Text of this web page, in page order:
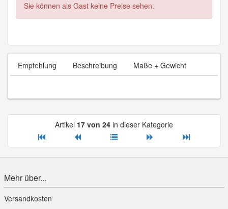
Sie können als Gast keine Preise sehen.
Empfehlung Beschreibung Maße + Gewicht
Artikel 17 von 24 in dieser Kategorie
Mehr über...
Versandkosten